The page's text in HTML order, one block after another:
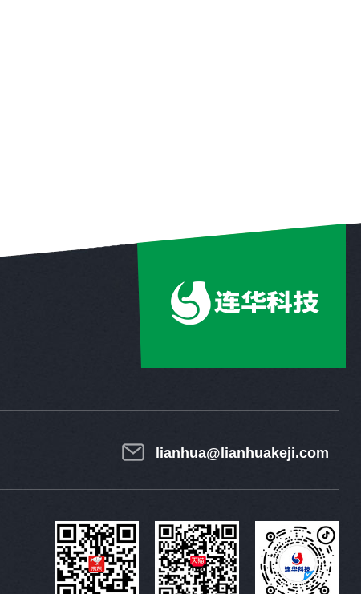
lianhua@lianhuakeji.com